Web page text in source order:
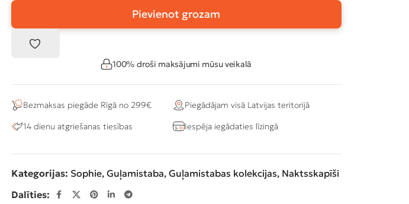
Pievienot grozam
100% droši maksājumi mūsu veikalā
Bezmaksas piegāde Rīgā no 299€
Piegādājam visā Latvijas teritorijā
14 dienu atgriešanas tiesības
Iespēja iegādaties līzingā
Kategorijas: Sophie, Guļamistaba, Guļamistabas kolekcijas, Naktsskapīši
Dalīties: